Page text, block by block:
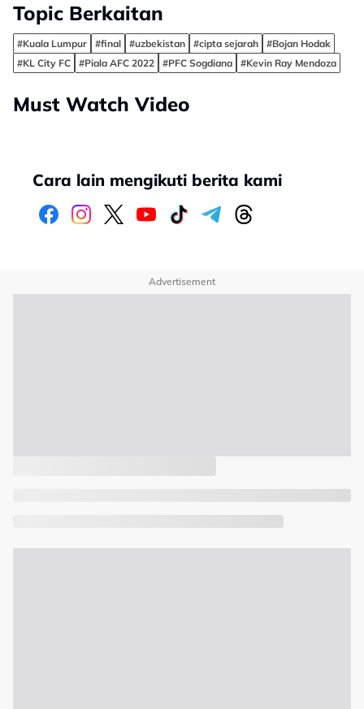
Topic Berkaitan
#Kuala Lumpur #final #uzbekistan #cipta sejarah
#Bojan Hodak
#KL City FC
#Piala AFC 2022 #PFC Sogdiana #Kevin Ray Mendoza
Must Watch Video
Cara lain mengikuti berita kami
Advertisement